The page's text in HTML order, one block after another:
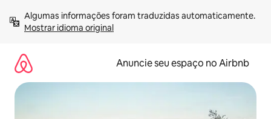
para
Mostrar idioma original
Anuncie seu espaço no Airbnb